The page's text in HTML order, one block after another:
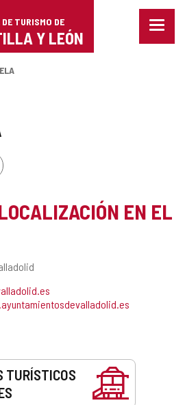
TURISMO DE
Y LEÓN
Menu
EN EL
TURÍSTICOS